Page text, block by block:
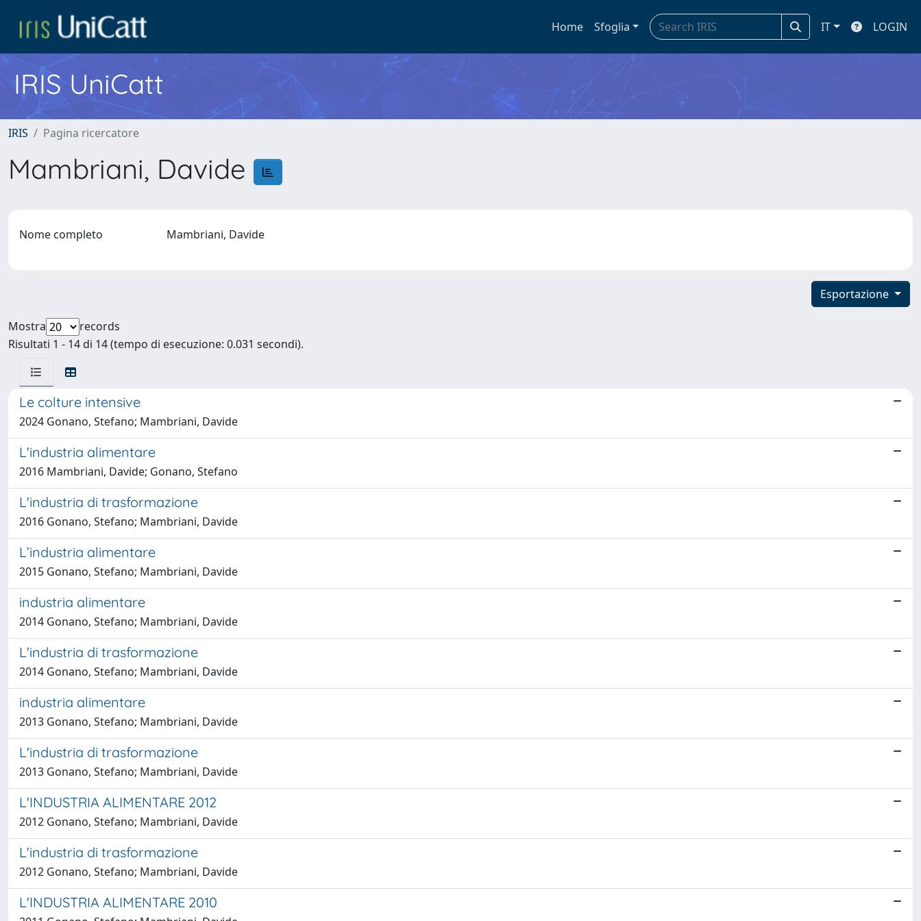
Home Sfoglia IT LOGIN
IRIS UniCatt
IRIS Pagina ricercatore
Mambriani, Davide
Nome completo Mambriani, Davide
Esportazione
Mostra
records
Risultati 1 - 14 di 14 (tempo di esecuzione: 0.031 secondi).
Le colture intensive
2024 Gonano, Stefano; Mambriani, Davide
L'industria alimentare
2016 Mambriani, Davide; Gonano, Stefano
L'industria di trasformazione
2016 Gonano, Stefano; Mambriani, Davide
L’industria alimentare
2015 Gonano, Stefano; Mambriani, Davide
industria alimentare
2014 Gonano, Stefano; Mambriani, Davide
L'industria di trasformazione
2014 Gonano, Stefano; Mambriani, Davide
industria alimentare
2013 Gonano, Stefano; Mambriani, Davide
L'industria di trasformazione
2013 Gonano, Stefano; Mambriani, Davide
L'INDUSTRIA ALIMENTARE 2012
2012 Gonano, Stefano; Mambriani, Davide
L'industria di trasformazione
2012 Gonano, Stefano; Mambriani, Davide
L'INDUSTRIA ALIMENTARE 2010